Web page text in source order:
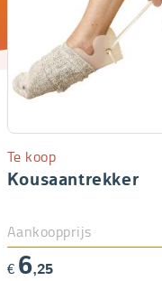
Kousaantrekker
Te koop
Aankoopprijs
€ 6,25